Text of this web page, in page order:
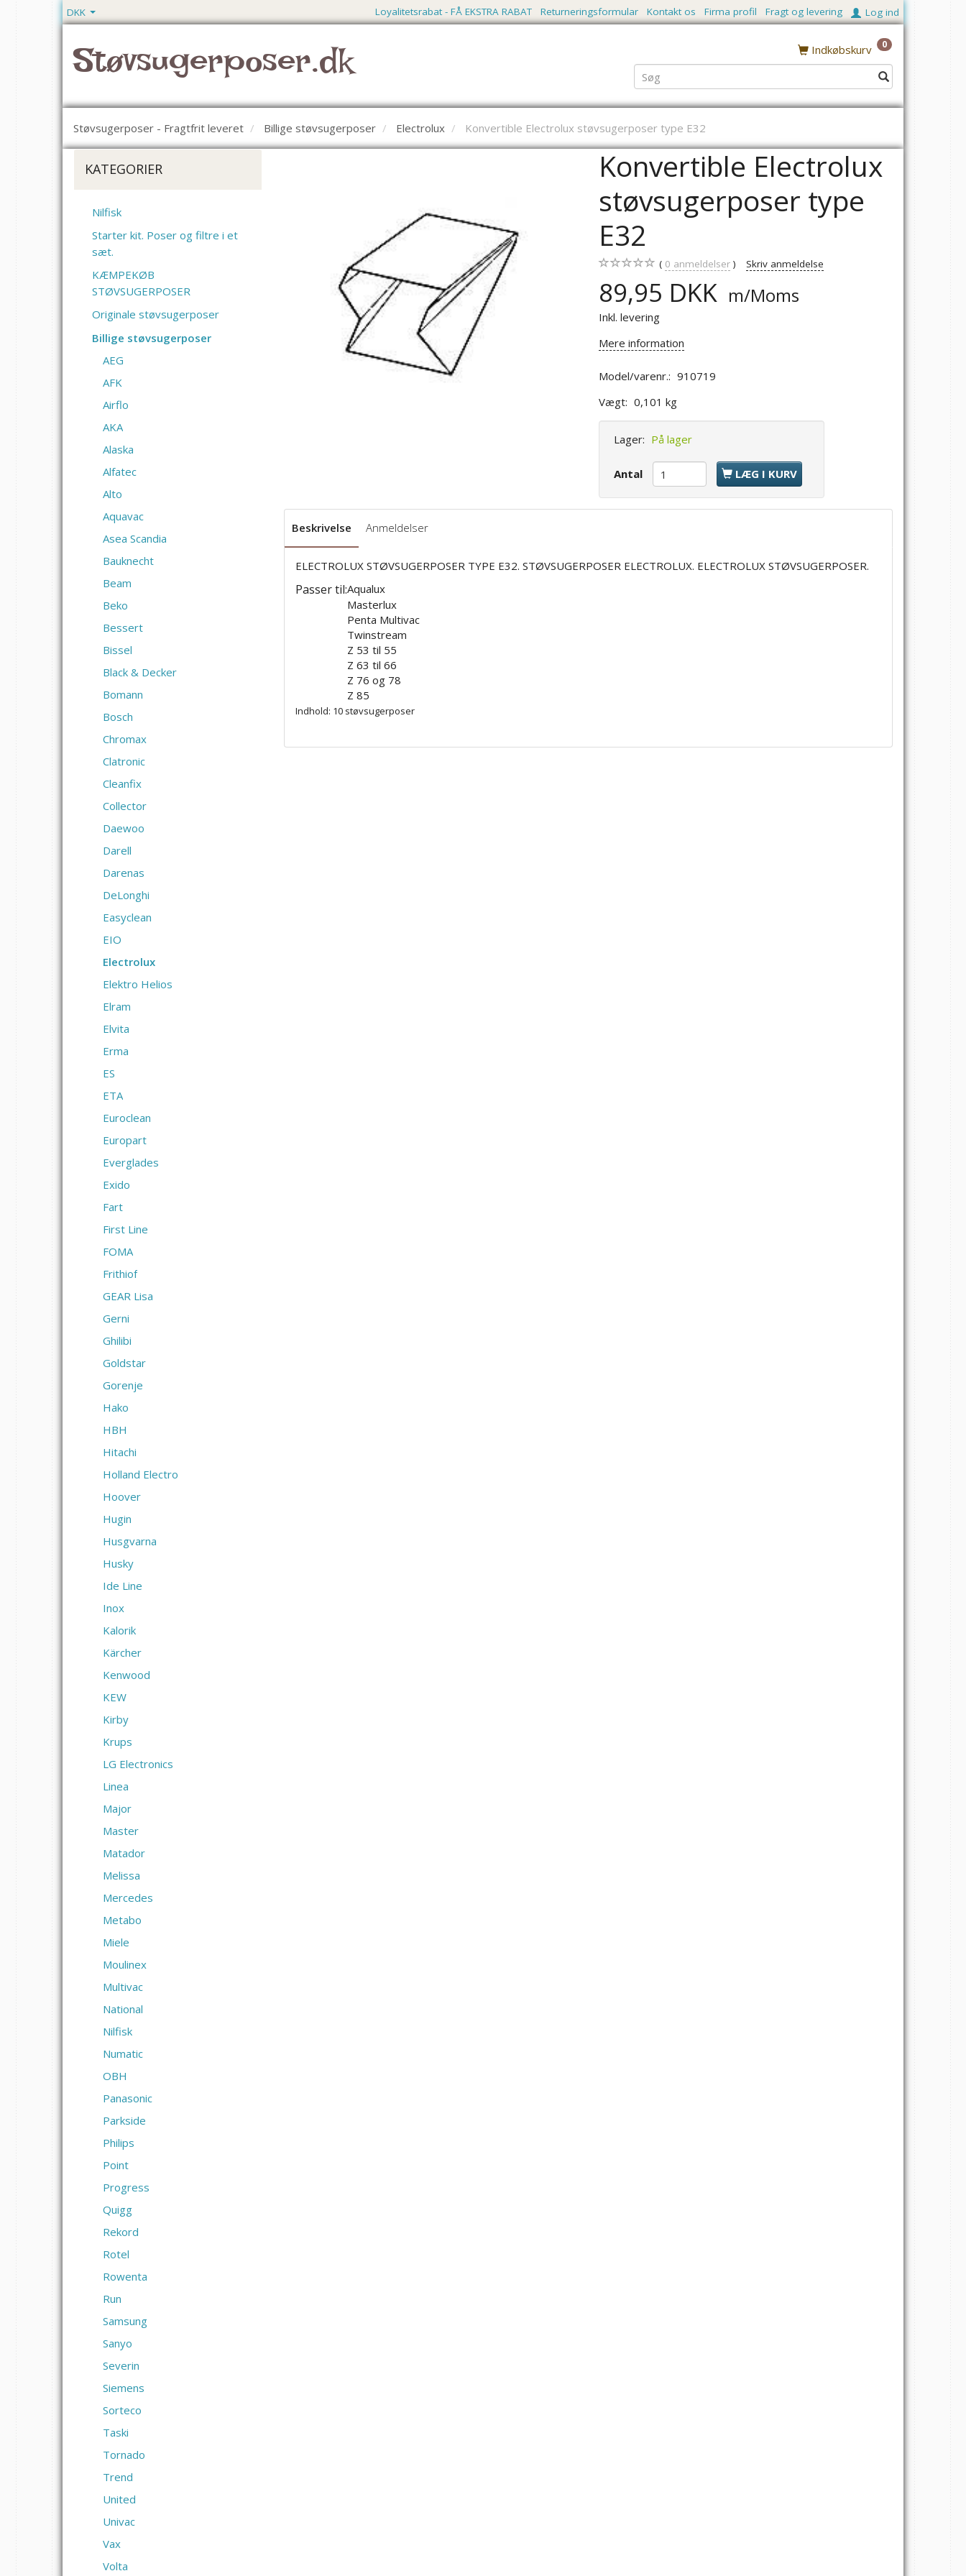
DKK Log ind
Fragt og levering
Firma profil
Kontakt os
Returneringsformular
Loyalitetsrabat - FÅ EKSTRA RABAT
Støvsugerposer.dk Indkøbskurv 0
Støvsugerposer - Fragtfrit leveret Billige støvsugerposer Electrolux Konvertible Electrolux støvsugerposer type E32
KATEGORIER
Nilfisk
Starter kit. Poser og filtre i et
sæt.
KÆMPEKØB
STØVSUGERPOSER
Originale støvsugerposer
Billige støvsugerposer
AEG
AFK
Airflo
AKA
Alaska
Alfatec
Alto
Aquavac
Asea Scandia
Bauknecht
Beam
Beko
Bessert
Bissel
Black & Decker
Bomann
Bosch
Chromax
Clatronic
Cleanfix
Collector
Daewoo
Darell
Darenas
DeLonghi
Easyclean
EIO
Electrolux
Elektro Helios
Elram
Elvita
Erma
ES
ETA
Euroclean
Europart
Everglades
Exido
Fart
First Line
FOMA
Frithiof
GEAR Lisa
Gerni
Ghilibi
Goldstar
Gorenje
Hako
HBH
Hitachi
Holland Electro
Hoover
Hugin
Husgvarna
Husky
Ide Line
Inox
Kalorik
Kärcher
Kenwood
KEW
Kirby
Krups
LG Electronics
Linea
Major
Master
Matador
Melissa
Mercedes
Metabo
Miele
Moulinex
Multivac
National
Nilfisk
Numatic
OBH
Panasonic
Parkside
Philips
Point
Progress
Quigg
Rekord
Rotel
Rowenta
Run
Samsung
Sanyo
Severin
Siemens
Sorteco
Taski
Tornado
Trend
United
Univac
Vax
Volta
Konvertible Electrolux
støvsugerposer type
E32
0 anmeldelser Skriv anmeldelse
89,95 DKK m/Moms
Inkl. levering
Mere information
Model/varenr.: 910719
Vægt: 0,101 kg
Lager: På lager
Antal LÆG I KURV
Beskrivelse Anmeldelser
ELECTROLUX STØVSUGERPOSER TYPE E32. STØVSUGERPOSER ELECTROLUX. ELECTROLUX STØVSUGERPOSER.
Passer til:Aqualux
Masterlux
Penta Multivac
Twinstream
Z 53 til 55
Z 63 til 66
Z 76 og 78
Z 85
Indhold: 10 støvsugerposer